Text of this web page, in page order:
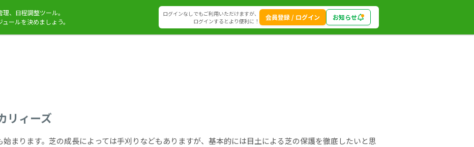
、日程調整ツール。
ールを決めましょう。
ログインなしでもご利用いただけますが、
ログインするとより便利に！
会員登録 / ログイン お知らせ
リィーズ
まります。芝の成長によっては手刈りなどもありますが、基本的には目土による芝の保護を徹底したいと思